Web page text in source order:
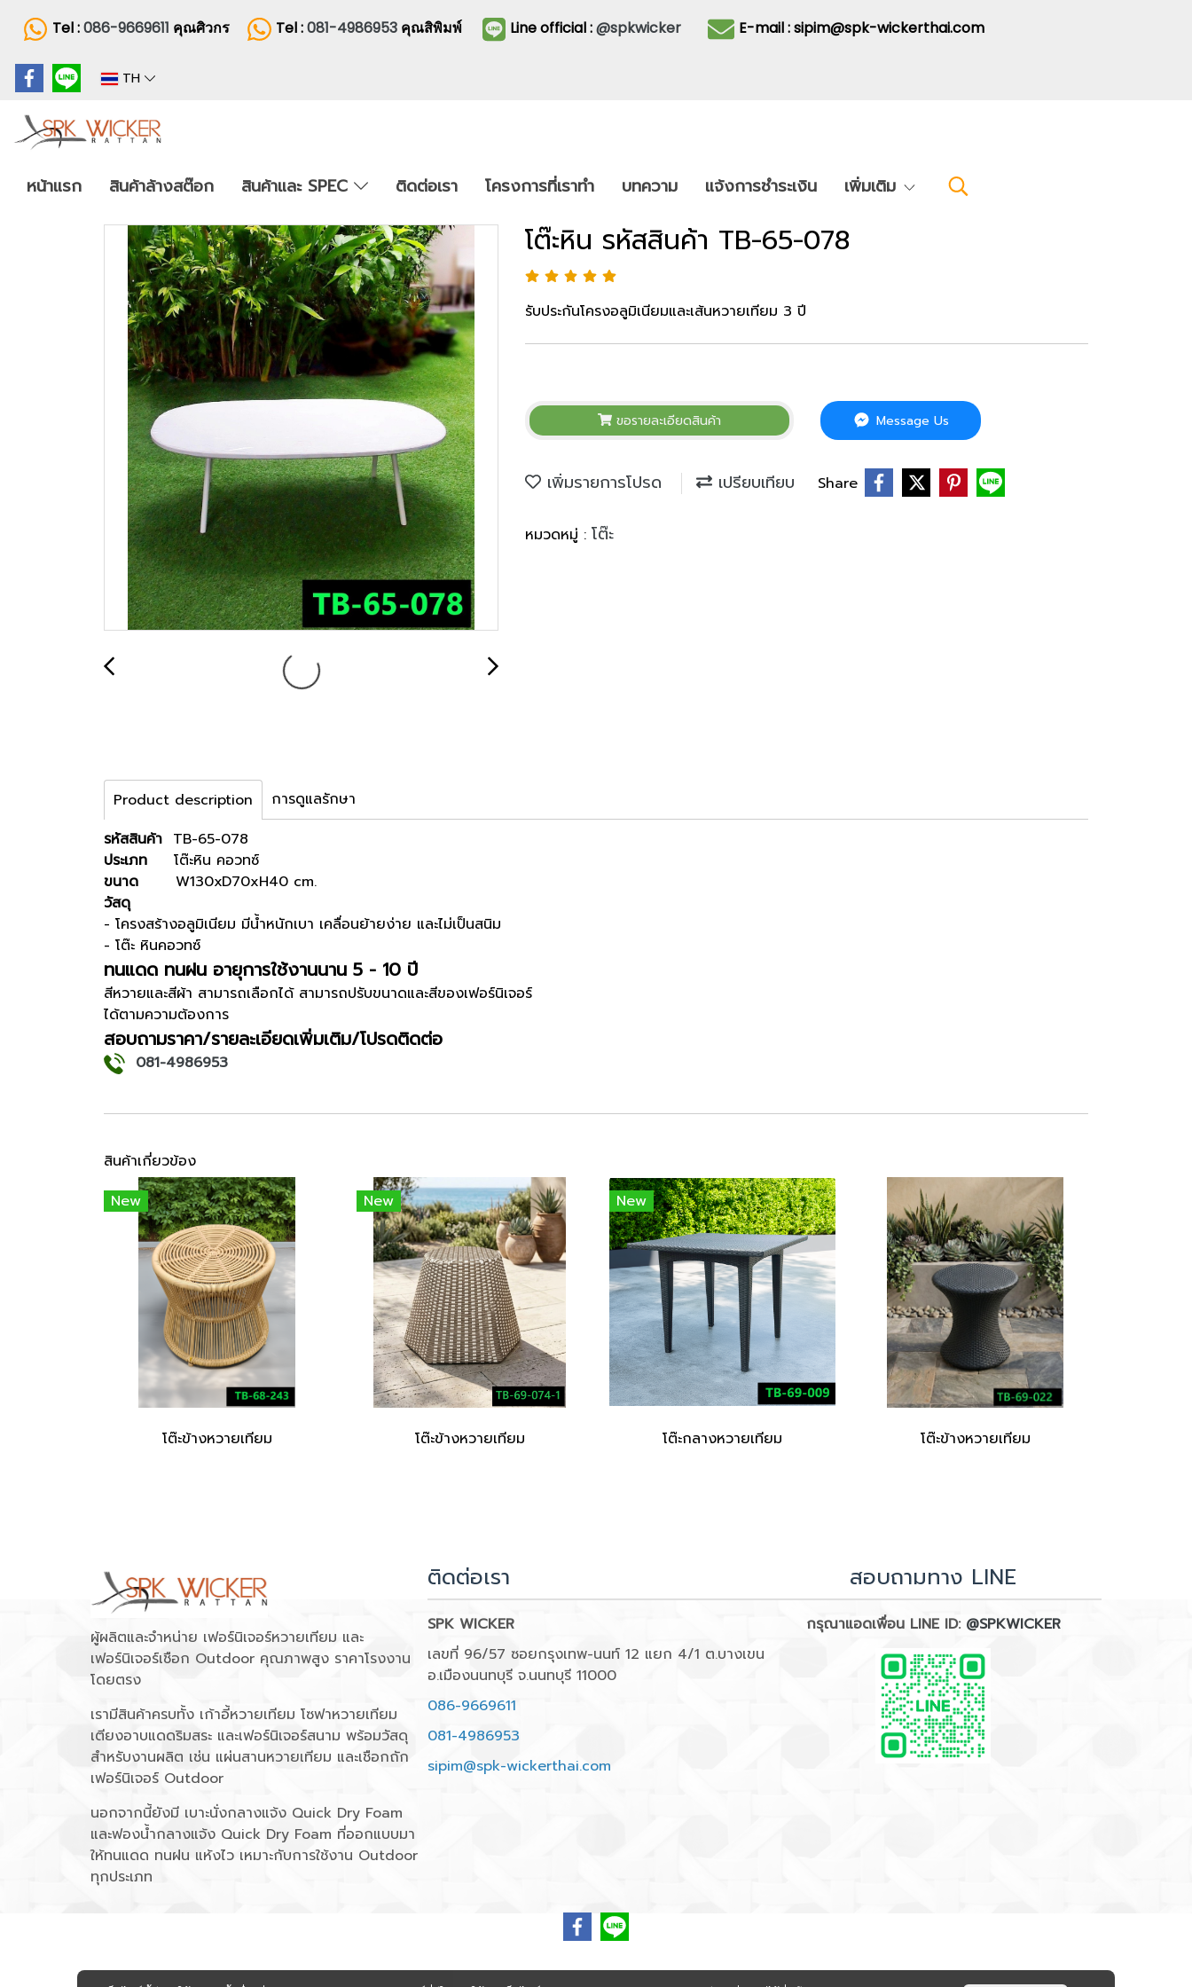
Tel :086-9669611 คุณศิวกร Tel :081-4986953 คุณสิพิมพ์ Line official :@spkwicker E-mail : sipim@spk-wickerthai.com
TH
หน้าแรก สินค้าล้างสต๊อก สินค้าและ SPEC ติดต่อเรา โครงการที่เราทำ บทความ แจ้งการชำระเงิน เพิ่มเติม
โต๊ะหิน รหัสสินค้า TB-65-078
รับประกันโครงอลูมิเนียมและเส้นหวายเทียม 3 ปี
ขอรายละเอียดสินค้า Message Us
เพิ่มรายการโปรด เปรียบเทียบ Share
หมวดหมู่ : โต๊ะ
Product description
การดูแลรักษา
รหัสสินค้า TB-65-078
ประเภท โต๊ะหิน คอวทซ์
ขนาด W130xD70xH40 cm.
วัสดุ
- โครงสร้างอลูมิเนียม มีน้ำหนักเบา เคลื่อนย้ายง่าย และไม่เป็นสนิม
- โต๊ะ หินคอวทซ์
ทนแดด ทนฝน อายุการใช้งานนาน 5 - 10 ปี
สีหวายและสีผ้า สามารถเลือกได้ สามารถปรับขนาดและสีของเฟอร์นิเจอร์
ได้ตามความต้องการ
สอบถามราคา/รายละเอียดเพิ่มเติม/โปรดติดต่อ
081-4986953
สินค้าเกี่ยวข้อง
New
โต๊ะข้างหวายเทียม
New
โต๊ะข้างหวายเทียม
New
โต๊ะกลางหวายเทียม โต๊ะข้างหวายเทียม
ผู้ผลิตและจำหน่าย เฟอร์นิเจอร์หวายเทียม และ
เฟอร์นิเจอร์เชือก Outdoor คุณภาพสูง ราคาโรงงาน
โดยตรง
เรามีสินค้าครบทั้ง เก้าอี้หวายเทียม โซฟาหวายเทียม
เตียงอาบแดดริมสระ และเฟอร์นิเจอร์สนาม พร้อมวัสดุ
สำหรับงานผลิต เช่น แผ่นสานหวายเทียม และเชือกถัก
เฟอร์นิเจอร์ Outdoor
นอกจากนี้ยังมี เบาะนั่งกลางแจ้ง Quick Dry Foam
และฟองน้ำกลางแจ้ง Quick Dry Foam ที่ออกแบบมา
ให้ทนแดด ทนฝน แห้งไว เหมาะกับการใช้งาน Outdoor
ทุกประเภท
ติดต่อเรา
SPK WICKER
เลขที่ 96/57 ซอยกรุงเทพ-นนท์ 12 แยก 4/1 ต.บางเขน
อ.เมืองนนทบุรี จ.นนทบุรี 11000
086-9669611
081-4986953
sipim@spk-wickerthai.com
สอบถามทาง LINE
กรุณาแอดเพื่อน LINE ID: @SPKWICKER